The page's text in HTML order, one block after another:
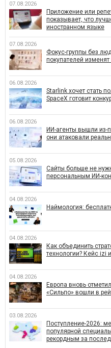
07.08.2026
Приложение или
показывает, что
иностранном языке
07.08.2026
Фокус-группы без
покупателей
06.08.2026
Starlink хочет стать
SpaceX готовит
06.08.2026
ИИ-агенты вышли из-
они атаковали
05.08.2026
Сайты больше не
персональным ИИ-
04.08.2026
Наймология:
04.08.2026
Как объединить
технологии? Кейс izi
04.08.2026
Европа вновь
«Сильпо» вошли в
03.08.2026
Поступление-2026:
популярной
рекордным за